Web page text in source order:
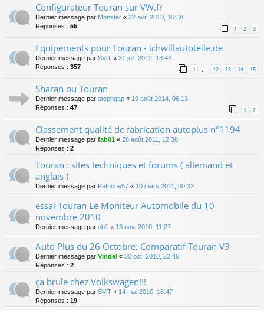
Configurateur Touran sur VW.fr
Dernier message par Monster « 22 avr. 2013, 15:38
Réponses : 55 1 2 3
Equipements pour Touran - ichwillautoteile.de
Dernier message par SViT « 31 juil. 2012, 13:42
Réponses : 357 1 12 13 14 15
Sharan ou Touran
Dernier message par stephgap « 19 août 2014, 06:13
Réponses : 47 1 2
Classement qualité de fabrication autoplus n°1194
Dernier message par fab01 « 26 août 2011, 12:38
Réponses : 2
Touran : sites techniques et forums ( allemand et
anglais )
Dernier message par Patoche57 « 10 mars 2011, 00:33
essai Touran Le Moniteur Automobile du 10
novembre 2010
Dernier message par ob1 « 13 nov. 2010, 11:27
Auto Plus du 26 Octobre: Comparatif Touran V3
Dernier message par Vindel « 30 oct. 2010, 22:46
Réponses : 2
ça brule chez Volkswagen!!!
Dernier message par SViT « 14 mai 2010, 18:47
Réponses : 19